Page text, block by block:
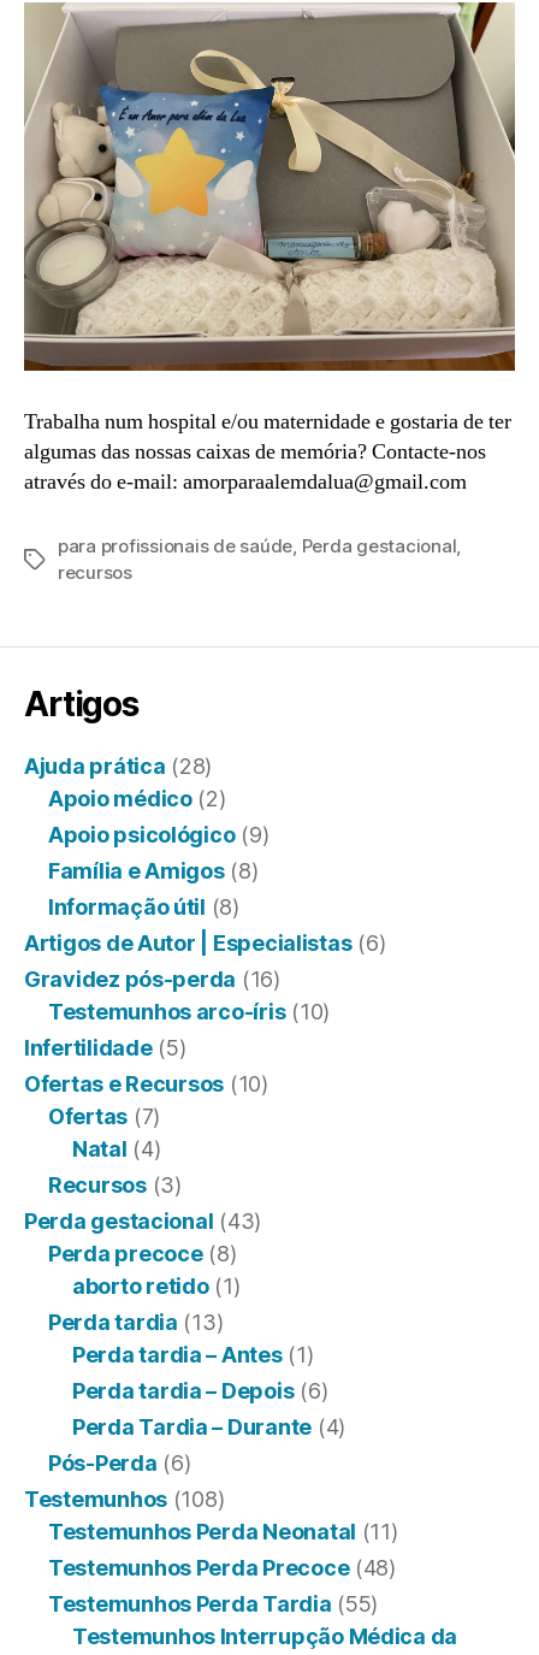
Trabalha num hospital e/ou maternidade e gostaria de ter
algumas das nossas caixas de memória? Contacte-nos
através do e-mail: amorparaalemdalua@gmail.com
Etiquetas
para profissionais de saúde, Perda gestacional,
recursos
Artigos
Ajuda prática (28)
Apoio médico(2)
Apoio psicológico(9)
Família e Amigos(8)
Informação útil (8)
Artigos de Autor | Especialistas(6)
Gravidez pós-perda (16)
Testemunhos arco-íris(10)
Infertilidade(5)
Ofertas e Recursos (10)
Ofertas (7)
Natal (4)
Recursos(3)
Perda gestacional (43)
Perda precoce(8)
aborto retido(1)
Perda tardia (13)
Perda tardia – Antes(1)
Perda tardia – Depois(6)
Perda Tardia – Durante (4)
Pós-Perda (6)
Testemunhos (108)
Testemunhos Perda Neonatal (11)
Testemunhos Perda Precoce(48)
Testemunhos Perda Tardia (55)
Testemunhos Interrupção Médica da